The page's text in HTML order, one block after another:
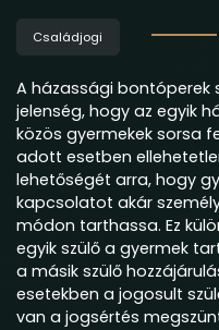
Családjogi
A házassági bontóperek
jelenség, hogy az egyik
közös gyermekek sorsa
adott esetben
lehetőségét arra, hogy
kapcsolatot akár
módon tarthassa. Ez
egyik szülő a gyermek
a másik szülő
esetekben a jogosult
van a jogsértés